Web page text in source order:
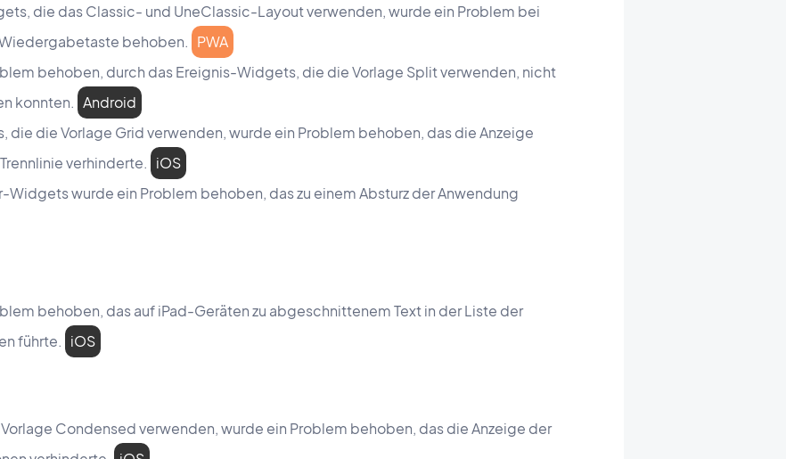
die das Classic- und UneClassic-Layout verwenden, wurde ein Problem bei
behoben. PWA
behoben, durch das Ereignis-Widgets, die die Vorlage Split verwenden, nicht
konnten. Android
die die Vorlage Grid verwenden, wurde ein Problem behoben, das die Anzeige
verhinderte. iOS
Widgets wurde ein Problem behoben, das zu einem Absturz der Anwendung
behoben, das auf iPad-Geräten zu abgeschnittenem Text in der Liste der
führte. iOS
Condensed verwenden, wurde ein Problem behoben, das die Anzeige der